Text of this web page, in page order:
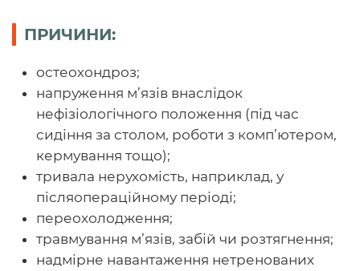
ПРИЧИНИ:
остеохондроз;
напруження м’язів внаслідок
нефізіологічного положення (під час
сидіння за столом, роботи з комп’ютером,
кермування тощо);
тривала нерухомість, наприклад, у
післяопераційному періоді;
переохолодження;
травмування м’язів, забій чи розтягнення;
надмірне навантаження нетренованих